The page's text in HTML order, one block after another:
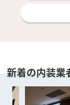
新着の内装業